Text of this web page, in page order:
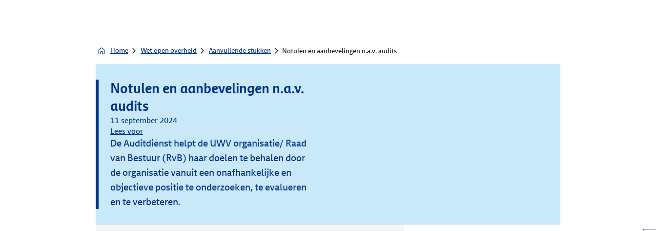
Home Wet open overheid Aanvullende stukken Notulen en aanbevelingen n.a.v. audits
Notulen en aanbevelingen n.a.v.
audits
11 september 2024
Lees voor
De Auditdienst helpt de UWV organisatie/ Raad
van Bestuur (RvB) haar doelen te behalen door
de organisatie vanuit een onafhankelijke en
objectieve positie te onderzoeken, te evalueren
en te verbeteren.